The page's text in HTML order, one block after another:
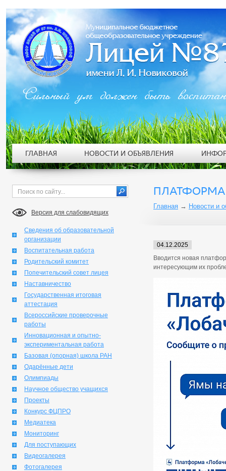
Версия для слабовидящих
Сведения об образовательной
организации
Воспитательная работа
Родительский комитет
Попечительский совет лицея
Наставничество
Государственная итоговая
аттестация
Всероссийские проверочные
работы
Инновационная и опытно-
экспериментальная работа
Базовая (опорная) школа РАН
Одарённые дети
Олимпиады
Научное общество учащихся
Проекты
Конкурс ФЦПРО
Медиатека
Мониторинг
Для поступающих
Видеогалерея
Фотогалерея
ПЛАТФОРМА
Главная → Новости и
04.12.2025
Вводится новая
интересующим их
Сильный ум должен быть
ГЛАВНАЯ НОВОСТИ И ОБЪЯВЛЕНИЯ